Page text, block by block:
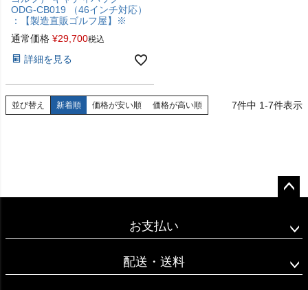
ODG-CB019 （46インチ対応）
：【製造直販ゴルフ屋】※
通常価格 ¥29,700税込
詳細を見る
並び替え 新着順 価格が安い順 価格が高い順 7件中 1-7件表示
ップ
お支払い
配送・送料